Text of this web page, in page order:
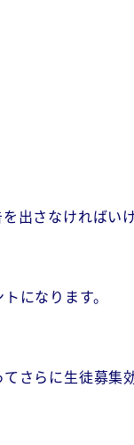
出さなければい
になります。
さらに生徒募集